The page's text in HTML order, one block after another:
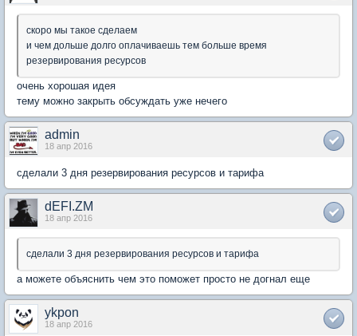
скоро мы такое сделаем
и чем дольше долго оплачиваешь тем больше время
резервирования ресурсов
очень хорошая идея
тему можно закрыть обсуждать уже нечего
admin
18 апр 2016
сделали 3 дня резервирования ресурсов и тарифа
dEFI.ZM
18 апр 2016
сделали 3 дня резервирования ресурсов и тарифа
а можете объяснить чем это поможет просто не догнал еще
ykpon
18 апр 2016